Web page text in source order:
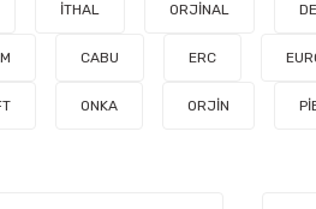
İTHAL ORJİNAL
CABU ERC
ONKA ORJİN